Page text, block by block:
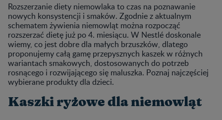
Rozszerzanie diety niemowlaka to czas na poznawanie
nowych konsystencji i smaków. Zgodnie z aktualnym
schematem żywienia niemowląt można rozpocząć
rozszerzać dietę już po 4. miesiącu. W Nestlé doskonale
wiemy, co jest dobre dla małych brzuszków, dlatego
proponujemy całą gamę przepysznych kaszek w różnych
wariantach smakowych, dostosowanych do potrzeb
rosnącego i rozwijającego się maluszka. Poznaj najczęściej
wybierane produkty dla dzieci.
Kaszki ryżowe dla niemowląt